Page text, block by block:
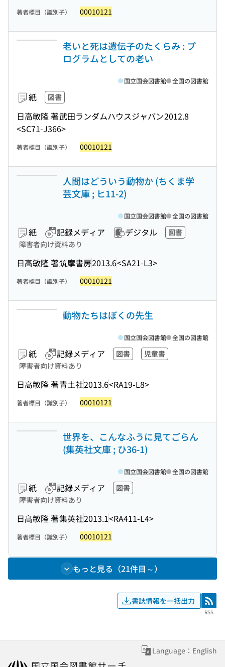
著者標目（識別子） 00010121
老いと死は遺伝子のたくらみ : プ
ログラムとしての老い
紙 図書
日高敏隆 著武田ランダムハウスジャパン2012.8
<SC71-J366>
国立国会図書館 全国の図書館
著者標目（識別子） 00010121
人間はどういう動物か (ちくま学
芸文庫 ; ヒ11-2)
紙 記録メディア デジタル
図書
障害者向け資料あり
日髙敏隆 著筑摩書房2013.6<SA21-L3>
国立国会図書館 全国の図書館
著者標目（識別子） 00010121
動物たちはぼくの先生
紙 記録メディア 図書
児童書
障害者向け資料あり
日高敏隆 著青土社2013.6<RA19-L8>
国立国会図書館 全国の図書館
著者標目（識別子） 00010121
世界を、こんなふうに見てごらん
(集英社文庫 ; ひ36-1)
紙 記録メディア
図書
障害者向け資料あり
日髙敏隆 著集英社2013.1<RA411-L4>
国立国会図書館 全国の図書館
著者標目（識別子） 00010121
もっと見る（21件目～）
書誌情報を一括出力 RSS
RSS
Language：English